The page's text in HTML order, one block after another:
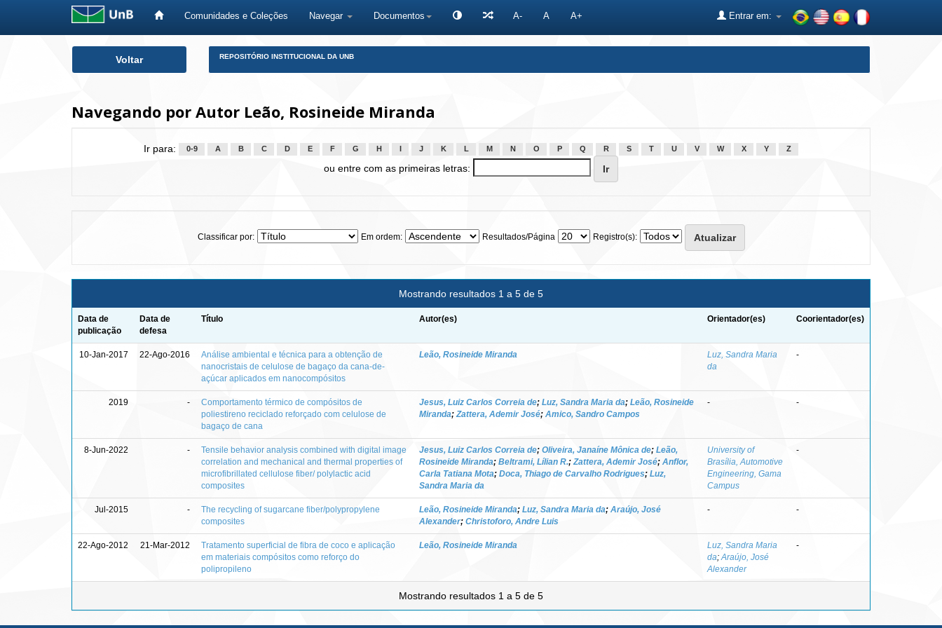
Comunidades e Coleções Navegar Documentos A- A A+ Entrar em:
Voltar REPOSITÓRIO INSTITUCIONAL DA UNB
Navegando por Autor Leão, Rosineide Miranda
Ir para: 0-9 A B C D E F G H J K L M N O P Q R S T U V W X Y Z
ou entre com as primeiras letras:
Classificar por: Em ordem: Resultados/Página Registro(s):
Mostrando resultados 1 a 5 de 5
Data de
publicação
Data de
defesa
Título Autor(es) Orientador(es) Coorientador(es)
10-Jan-2017 22-Ago-2016
Análise ambiental e técnica para a obtenção de
nanocristais de celulose de bagaço da cana-de-
açúcar aplicados em nanocompósitos
Leão, Rosineide Miranda
Luz, Sandra Maria
da
-
2019 -
Comportamento térmico de compósitos de
poliestireno reciclado reforçado com celulose de
bagaço de cana
Jesus, Luiz Carlos Correia de; Luz, Sandra Maria da; Leão, Rosineide
Miranda; Zattera, Ademir José; Amico, Sandro Campos
- -
8-Jun-2022 -
Tensile behavior analysis combined with digital image
correlation and mechanical and thermal properties of
microfibrillated cellulose fiber/ polylactic acid
composites
Jesus, Luiz Carlos Correia de; Oliveira, Janaíne Mônica de; Leão,
Rosineide Miranda; Beltrami, Lílian R.; Zattera, Ademir José; Anflor,
Carla Tatiana Mota; Doca, Thiago de Carvalho Rodrigues; Luz,
Sandra Maria da
University of
Brasília, Automotive
Engineering, Gama
Campus
-
Jul-2015 -
The recycling of sugarcane fiber/polypropylene
composites
Leão, Rosineide Miranda; Luz, Sandra Maria da; Araújo, José
Alexander; Christoforo, Andre Luis
- -
22-Ago-2012 21-Mar-2012
Tratamento superficial de fibra de coco e aplicação
em materiais compósitos como reforço do
polipropileno
Leão, Rosineide Miranda
Luz, Sandra Maria
da; Araújo, José
Alexander
-
Mostrando resultados 1 a 5 de 5